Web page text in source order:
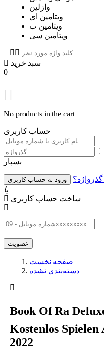
وازلین
ویتامین ای
ویتامین ب
ویتامین سی
سبد خرید
0
No products in the cart.
حساب کاربری
بسپار
یا
ساخت حساب کاربری
صفحه نخست
دسته‌بندی نشده
Book Of Ra
Kostenlos
2022